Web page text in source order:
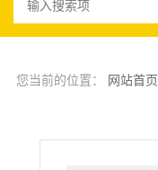
您当前的位置： 网站首页